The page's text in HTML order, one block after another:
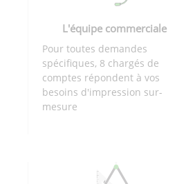
L'équipe commerciale
Pour toutes demandes
spécifiques, 8 chargés de
comptes répondent à vos
besoins d'impression sur-
mesure